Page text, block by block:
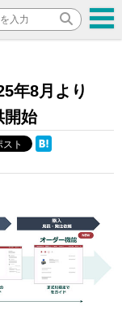
年8月より
開始